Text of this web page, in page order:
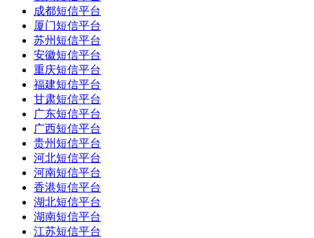
成都短信平台
厦门短信平台
苏州短信平台
安徽短信平台
重庆短信平台
福建短信平台
甘肃短信平台
广东短信平台
广西短信平台
贵州短信平台
河北短信平台
河南短信平台
香港短信平台
湖北短信平台
湖南短信平台
江苏短信平台